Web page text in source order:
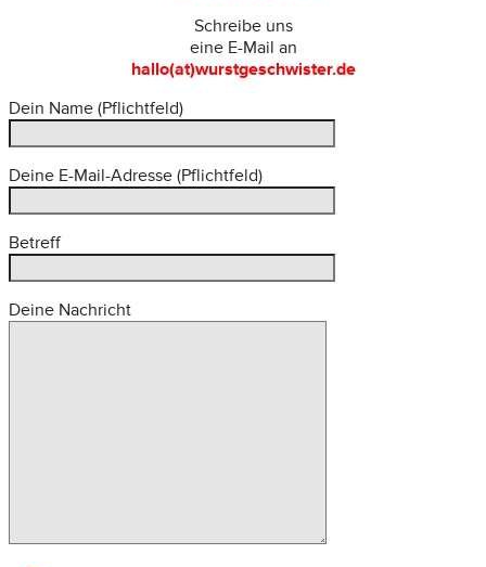
Schreibe uns
eine E-Mail an
hallo(at)wurstgeschwister.de
Dein Name (Pflichtfeld)
Deine E-Mail-Adresse (Pflichtfeld)
Betreff
Deine Nachricht